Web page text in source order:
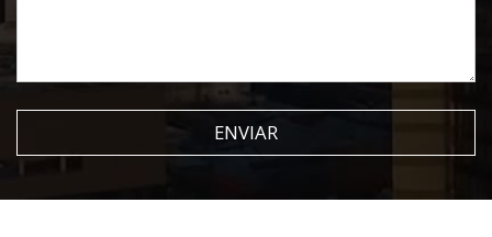
ENVIAR